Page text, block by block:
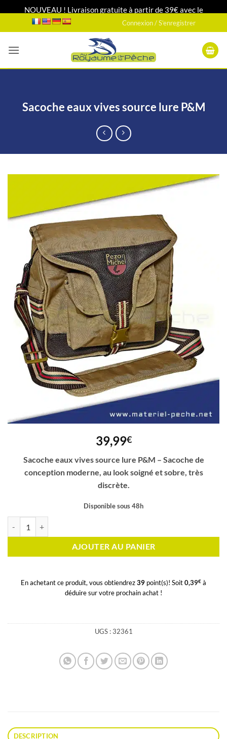
NOUVEAU ! Livraison gratuite à partir de 39€ avec le
transporteur DPD relais 24H/48H
au
contenu
Connexion / S’enregistrer
Sacoche eaux vives source lure P&M
39,99€
Sacoche eaux vives source lure P&M – Sacoche de
conception moderne, au look soigné et sobre, très
discrète.
Disponible sous 48h
AJOUTER AU PANIER
En achetant ce produit, vous obtiendrez39 point(s)! Soit0,39€ à
déduire sur votre prochain achat !
UGS :32361
DESCRIPTION